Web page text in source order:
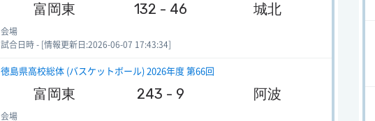
富岡東 132 - 46 城北
会場
試合日時 - [情報更新日:2026-06-07 17:43:34]
徳島県高校総体 (バスケットボール) 2026年度 第66回
富岡東 243 - 9 阿波
会場